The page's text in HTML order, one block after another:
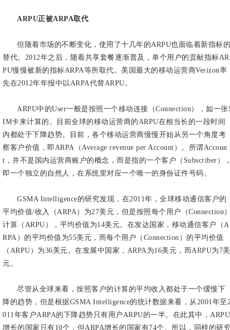
ARPU正被ARPA取代
但随着市场的不断变化，使用了十几年的ARPU也面临着新指标的
替代。2012年之后，随着共享套餐逐渐普及，单个用户的贡献指标AR
PU慢慢被新的指标ARPA等所取代。美国最大的移动运营商Verizon率
先在2012年年报中以ARPA代替ARPU。
ARPU中的User一般是按照一个移动连接（Connection），如一张
IM卡来计算的。目前全球的移动运营商的ARPU在相当长的一段时间
内都处于下降趋势。目前，各个移动运营商慢慢开始从另一个角度考
察客户价值，即ARPA（Average revenue per Account）。所谓Accoun
t，并不是国内运营商账户的概念，而是指的一个客户（Subscriber）
即一个独立的自然人，在系统里对应一个唯一的身份证件号码。
GSMA Intelligence的研究发现，在2011年，全球移动通信客户的
平均价值/收入（ARPA）为27美元，但是按照每个用户（Connection
计算（ARPU），平均价值为14美元。在发达国家，移动通信客户（A
RPA）的平均价值为55美元，而每个用户（Connection）的平均价值
（ARPU）为36美元。在发展中国家，ARPA为16美元，而ARPU为7美
元。
尽管从全球来看，按照客户的计算的平均收入都处于一个缓慢下
降的趋势，但是根据GSMA Intelligence的统计数据来看，从2001年至
011年客户ARPA的下降趋势只有用户ARPU的一半。在此其中，ARPU
增长的国家只有10个，但ARPA增长的国家有74个。所以，同样的研